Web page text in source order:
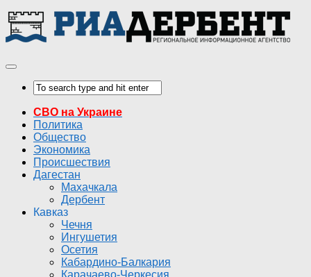
СВО на Украине
Политика
Общество
Экономика
Происшествия
Дагестан
Махачкала
Дербент
Кавказ
Чечня
Ингушетия
Осетия
Кабардино-Балкария
Карачаево-Черкесия